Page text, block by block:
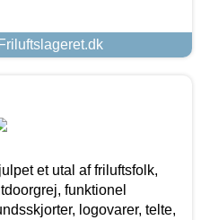
et utal af friluftsfolk,
funktionel
logovarer, telte,